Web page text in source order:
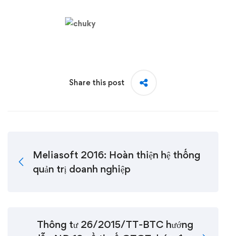
Share this post
Meliasoft 2016: Hoàn thiện hệ thống
quản trị doanh nghiệp
Thông tư 26/2015/TT-BTC hướng